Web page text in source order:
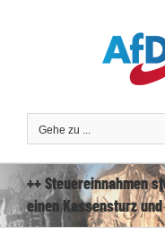
Gehe zu ...
++ Steuereinnahmen
einen Kassensturz